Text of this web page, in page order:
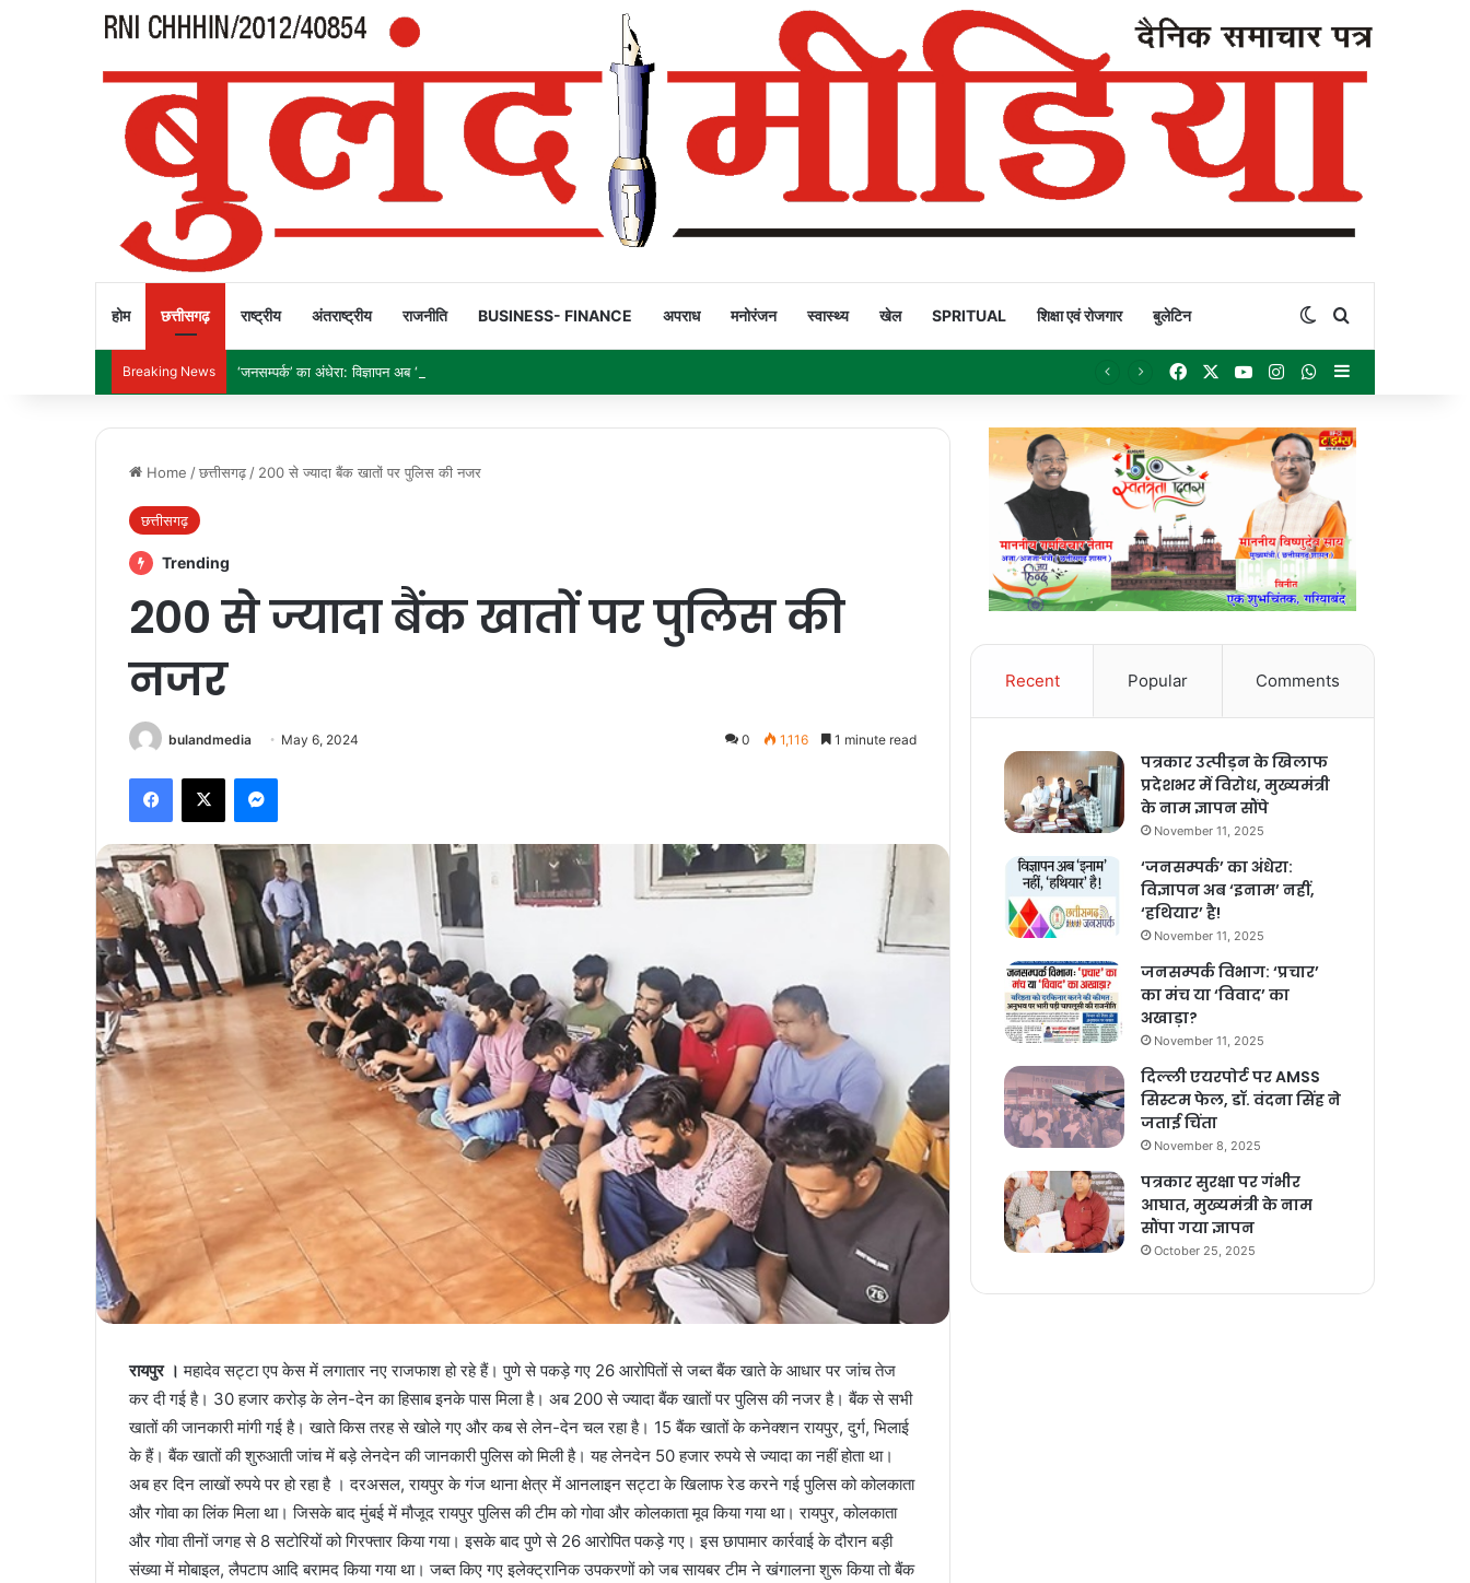
होम छत्तीसगढ़ राष्ट्रीय अंतराष्ट्रीय राजनीति BUSINESS- FINANCE अपराध मनोरंजन स्वास्थ्य खेल SPRITUAL शिक्षा एवं रोजगार बुलेटिन Switch skin
Breaking News ‘जनसम्पर्क’ का अंधेरा: विज्ञापन अब ‘इनाम’ नहीं, ‘हथियार’ है! FacebookYouTubeInstagramWhatsApp
Sidebar
Home /छत्तीसगढ़ / 200 से ज्यादा बैंक खातों पर पुलिस की नजर
छत्तीसगढ़
Trending
200 से ज्यादा बैंक खातों पर पुलिस की
नजर
bulandmedia May 6, 2024 0 1,116 1 minute read
Facebook
X Messenger
रायपुर । महादेव सट्टा एप केस में लगातार नए राजफाश हो रहे हैं। पुणे से पकड़े गए 26 आरोपितों से जब्त बैंक खाते के आधार पर जांच तेज
कर दी गई है। 30 हजार करोड़ के लेन-देन का हिसाब इनके पास मिला है। अब 200 से ज्यादा बैंक खातों पर पुलिस की नजर है। बैंक से सभी
खातों की जानकारी मांगी गई है। खाते किस तरह से खोले गए और कब से लेन-देन चल रहा है। 15 बैंक खातों के कनेक्शन रायपुर, दुर्ग, भिलाई
के हैं। बैंक खातों की शुरुआती जांच में बड़े लेनदेन की जानकारी पुलिस को मिली है। यह लेनदेन 50 हजार रुपये से ज्यादा का नहीं होता था।
अब हर दिन लाखों रुपये पर हो रहा है । दरअसल, रायपुर के गंज थाना क्षेत्र में आनलाइन सट्टा के खिलाफ रेड करने गई पुलिस को कोलकाता
और गोवा का लिंक मिला था। जिसके बाद मुंबई में मौजूद रायपुर पुलिस की टीम को गोवा और कोलकाता मूव किया गया था। रायपुर, कोलकाता
और गोवा तीनों जगह से 8 सटोरियों को गिरफ्तार किया गया। इसके बाद पुणे से 26 आरोपित पकड़े गए। इस छापामार कार्रवाई के दौरान बड़ी
संख्या में मोबाइल, लैपटाप आदि बरामद किया गया था। जब्त किए गए इलेक्ट्रानिक उपकरणों को जब सायबर टीम ने खंगालना शुरू किया तो बैंक
Recent Popular Comments
पत्रकार उत्पीड़न के खिलाफ
प्रदेशभर में विरोध, मुख्यमंत्री
के नाम ज्ञापन सौंपे
November 11, 2025
‘जनसम्पर्क’ का अंधेरा:
विज्ञापन अब ‘इनाम’ नहीं,
‘हथियार’ है!
November 11, 2025
जनसम्पर्क विभाग: ‘प्रचार’
का मंच या ‘विवाद’ का
अखाड़ा?
November 11, 2025
दिल्ली एयरपोर्ट पर AMSS
सिस्टम फेल, डॉ. वंदना सिंह ने
जताई चिंता
November 8, 2025
पत्रकार सुरक्षा पर गंभीर
आघात, मुख्यमंत्री के नाम
सौंपा गया ज्ञापन
October 25, 2025